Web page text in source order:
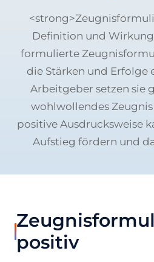
Definition und
formulierte
die Stärken und Erfolge
Arbeitgeber setzen sie
wohlwollendes Zeugnis
positive Ausdrucksweise
Aufstieg fördern und
positiv